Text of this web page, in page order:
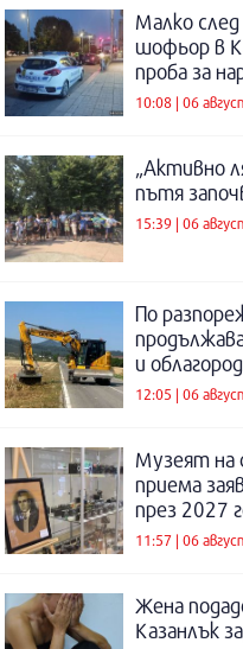
Малко
шофьор в
проба за
10:08 | 06
„Активно
пътя
15:39 | 06
По
и
12:05 | 06
Музеят на
приема
през 2027
11:57 | 06
Жена
Казанлък